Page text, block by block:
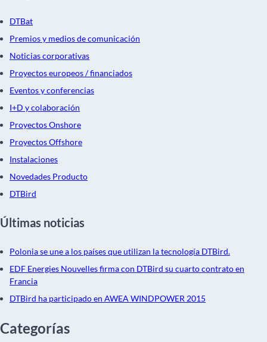
DTBat
Premios y medios de comunicación
Noticias corporativas
Proyectos europeos / financiados
Eventos y conferencias
I+D y colaboración
Proyectos Onshore
Proyectos Offshore
Instalaciones
Novedades Producto
DTBird
Últimas noticias
Polonia se une a los países que utilizan la tecnología DTBird.
EDF Energies Nouvelles firma con DTBird su cuarto contrato en
Francia
DTBird ha participado en AWEA WINDPOWER 2015
Categorías